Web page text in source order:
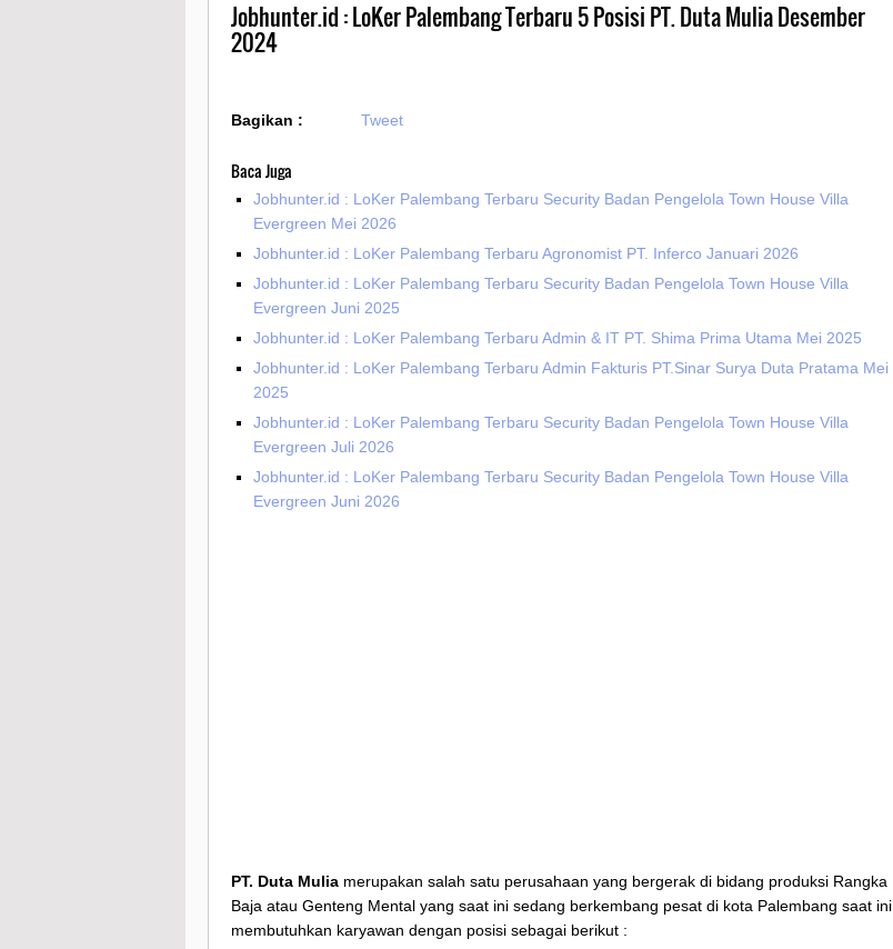
Jobhunter.id : LoKer Palembang Terbaru 5 Posisi PT. Duta Mulia Desember
2024
Bagikan : Tweet
Baca Juga
Jobhunter.id : LoKer Palembang Terbaru Security Badan Pengelola Town House Villa
Evergreen Mei 2026
Jobhunter.id : LoKer Palembang Terbaru Agronomist PT. Inferco Januari 2026
Jobhunter.id : LoKer Palembang Terbaru Security Badan Pengelola Town House Villa
Evergreen Juni 2025
Jobhunter.id : LoKer Palembang Terbaru Admin & IT PT. Shima Prima Utama Mei 2025
Jobhunter.id : LoKer Palembang Terbaru Admin Fakturis PT.Sinar Surya Duta Pratama Mei
2025
Jobhunter.id : LoKer Palembang Terbaru Security Badan Pengelola Town House Villa
Evergreen Juli 2026
Jobhunter.id : LoKer Palembang Terbaru Security Badan Pengelola Town House Villa
Evergreen Juni 2026
PT. Duta Mulia merupakan salah satu perusahaan yang bergerak di bidang produksi Rangka
Baja atau Genteng Mental yang saat ini sedang berkembang pesat di kota Palembang saat ini
membutuhkan karyawan dengan posisi sebagai berikut :